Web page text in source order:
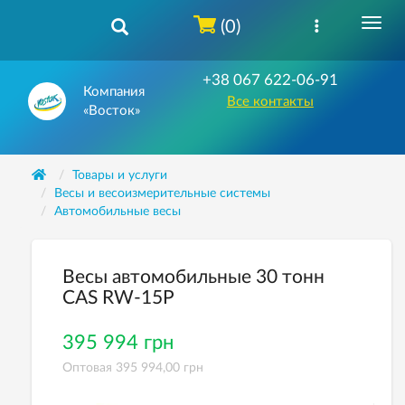
Компания
«Восток»
+38 067 622-06-91
Все контакты
(0)
Товары и услуги
Весы и весоизмерительные системы
Автомобильные весы
Весы автомобильные 30 тонн
CAS RW-15P
395 994 грн
Оптовая 395 994,00 грн